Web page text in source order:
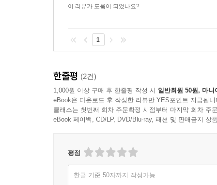
이 리뷰가 도움이 되었나요?
1
한줄평 (2건)
1,000원 이상 구매 후 한줄평 작성 시 일반회원 50원, 마니
eBook은 다운로드 후 작성한 리뷰만 YES포인트 지급됩니
클래스는 첫번째 회차 주문확정 시점부터 마지막 회차 주
eBook 페이백, CD/LP, DVD/Blu-ray, 패션 및 판매금지 상
평점
한글 기준 50자까지 작성가능